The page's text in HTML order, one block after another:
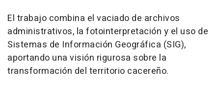
El trabajo combina el vaciado de archivos
administrativos, la fotointerpretación y el uso de
Sistemas de Información Geográfica (SIG),
aportando una visión rigurosa sobre la
transformación del territorio cacereño.